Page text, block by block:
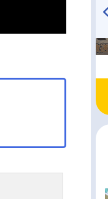
ハイキュー!! 烏野高校放送部!